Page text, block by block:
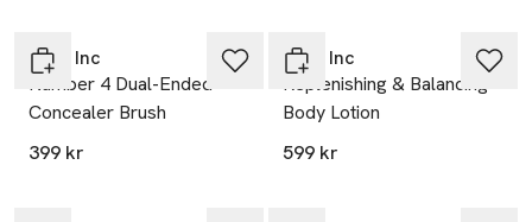
Rose Inc
Number 4 Dual-Ended
Concealer Brush
399 kr
Rose Inc
Replenishing & Balancing
Body Lotion
599 kr